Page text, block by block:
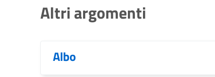
Altri argomenti
Albo